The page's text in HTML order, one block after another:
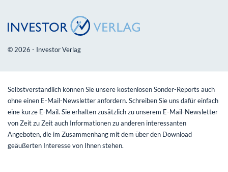
© 2026 - Investor Verlag
Selbstverständlich können Sie unsere kostenlosen Sonder-Reports auch
ohne einen E-Mail-Newsletter anfordern. Schreiben Sie uns dafür einfach
eine kurze E-Mail. Sie erhalten zusätzlich zu unserem E-Mail-Newsletter
von Zeit zu Zeit auch Informationen zu anderen interessanten
Angeboten, die im Zusammenhang mit dem über den Download
geäußerten Interesse von Ihnen stehen.